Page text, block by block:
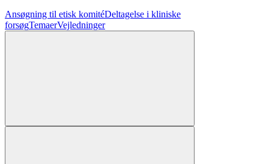
Ansøgning til etisk komitéDeltagelse i kliniske
forsøgTemaerVejledninger